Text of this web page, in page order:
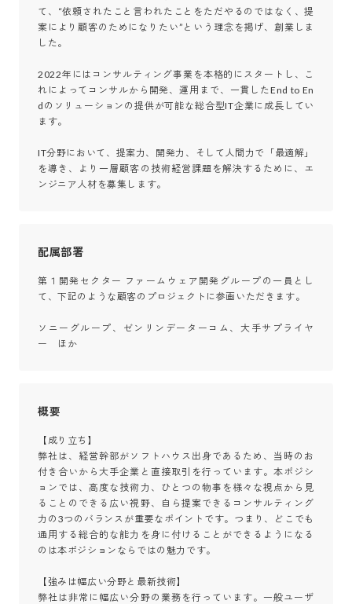
て、“依頼されたこと言われたことをただやるのではなく、提
案により顧客のためになりたい”という理念を掲げ、創業しま
した。
2022年にはコンサルティング事業を本格的にスタートし、こ
れによってコンサルから開発、運用まで、一貫したEnd to En
dのソリューションの提供が可能な総合型IT企業に成長してい
ます。
IT分野において、提案力、開発力、そして人間力で「最適解」
を導き、より一層顧客の技術経営課題を解決するために、エ
ンジニア人材を募集します。
配属部署
第１開発セクター ファームウェア開発グループの一員とし
て、下記のような顧客のプロジェクトに参画いただきます。
ソニーグループ、ゼンリンデーターコム、大手サプライヤ
ー　ほか
概要
【成り立ち】
弊社は、経営幹部がソフトハウス出身であるため、当時のお
付き合いから大手企業と直接取引を行っています。本ポジシ
ョンでは、高度な技術力、ひとつの物事を様々な視点から見
ることのできる広い視野、自ら提案できるコンサルティング
力の3つのバランスが重要なポイントです。つまり、どこでも
通用する総合的な能力を身に付けることができるようになる
のは本ポジションならではの魅力です。
【強みは幅広い分野と最新技術】
弊社は非常に幅広い分野の業務を行っています。一般ユーザ